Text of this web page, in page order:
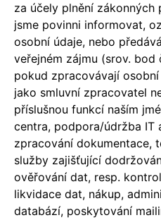
za účely plnění
jsme povinni informovat,
osobní údaje, nebo
veřejném zájmu (srov. bod
pokud zpracovávají
jako smluvní zpracovatel
příslušnou funkcí naším
centra, podpora/údržba IT
zpracování dokumentace,
služby zajišťující
ověřování dat, resp.
likvidace dat, nákup,
databází, poskytování